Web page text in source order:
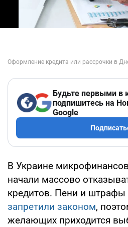
Будьте первыми в
подпишитесь на
Google
В Украине
начали массово
кредитов. Пени и
запретили законом,
желающих приходится